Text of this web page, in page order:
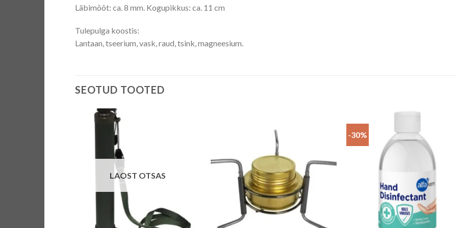
Läbimõõt: ca. 8 mm. Kogupikkus: ca. 11 cm
Tulepulga koostis:
Lantaan, tseerium, vask, raud, tsink, magneesium.
SEOTUD TOOTED
LAOST OTSAS
-30%